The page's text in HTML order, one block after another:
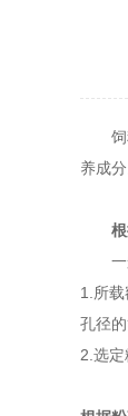
养成
一般
1.所
孔径
2.选